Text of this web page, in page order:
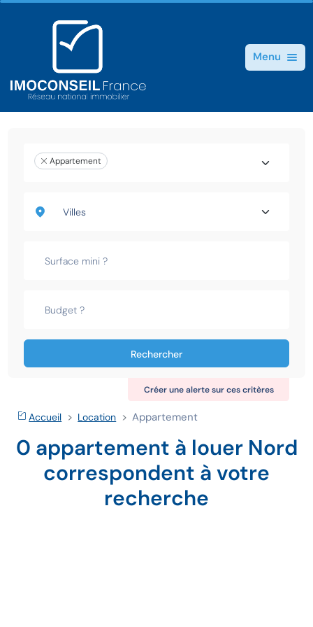
Menu
Appartement
Rechercher
Créer une alerte sur ces critères
Accueil Location Appartement
0 appartement à louer Nord
correspondent à votre
recherche